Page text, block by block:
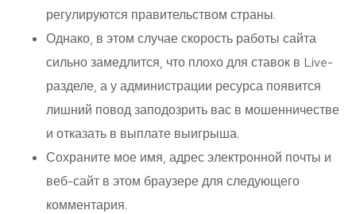
регулируются правительством страны.
Однако, в этом случае скорость работы сайта
сильно замедлится, что плохо для ставок в Live-
разделе, а у администрации ресурса появится
лишний повод заподозрить вас в мошенничестве
и отказать в выплате выигрыша.
Сохраните мое имя, адрес электронной почты и
веб-сайт в этом браузере для следующего
комментария.